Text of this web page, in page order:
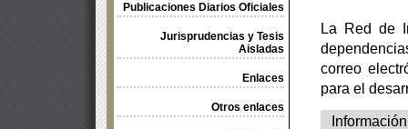
Publicaciones Diarios Oficiales
Jurisprudencias y Tesis
Aisladas
Enlaces
Otros enlaces
La Red de
correo
para el
Información